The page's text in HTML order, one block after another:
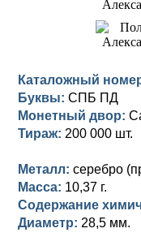
Германская
Для Финляндии
Памятные и
Для Финляндии
Памятные и
Медь
Для Финляндии
Памятные и
Николай I (1825-
Платина, золото
Серебро
Для Грузии
Русско-Польские
Для Польши
Александр I
Золото
Серебро
Медь
Для Грузии
Для Польши
Павел I (1796-1801)
Серебро
Медь
Екатерина II (1762-
Золото
Серебро
Медь
Петр III (1762)
Елизавета I (1741-
Золото
Иоанн Антонович
Каталожный
Буквы: СПБ ПД
Монетный двор:
Тираж: 200 000 шт.
Металл: серебро
Масса: 10,37 г.
Содержание
Диаметр: 28,5 мм.